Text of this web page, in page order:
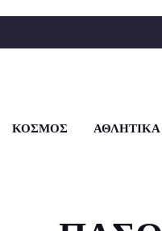
ΚΟΣΜΟΣ ΑΘΛΗΤΙΚΑ